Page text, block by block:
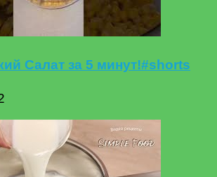
Салат за 5 минут!#shorts